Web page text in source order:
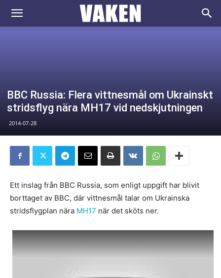
VAKEN.se
BBC Russia: Flera vittnesmål om Ukrainskt
stridsflyg nära MH17 vid nedskjutningen
2014-07-28
Ett inslag från BBC Russia, som enligt uppgift har blivit
borttaget av BBC, där vittnesmål talar om Ukrainska
stridsflygplan nära MH17 när det sköts ner.